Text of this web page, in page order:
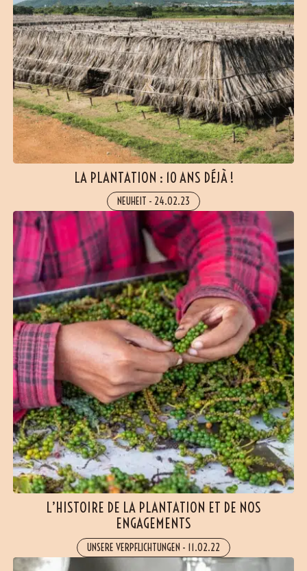
LA PLANTATION : 10 ANS DÉJÀ !
NEUHEIT - 24.02.23
L’HISTOIRE DE LA PLANTATION ET DE NOS
ENGAGEMENTS
UNSERE VERPFLICHTUNGEN - 11.02.22